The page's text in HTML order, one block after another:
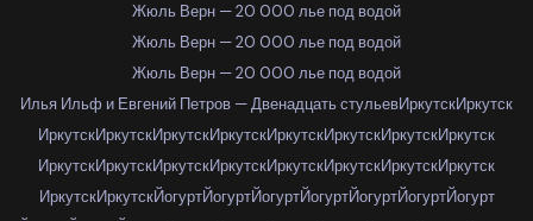
Жюль Верн — 20 000 лье под водой
Жюль Верн — 20 000 лье под водой
Жюль Верн — 20 000 лье под водой
Илья Ильф и Евгений Петров — Двенадцать стульевИркутскИркутск
ИркутскИркутскИркутскИркутскИркутскИркутскИркутскИркутск
ИркутскИркутскИркутскИркутскИркутскИркутскИркутскИркутск
ИркутскИркутскЙогуртЙогуртЙогуртЙогуртЙогуртЙогуртЙогурт